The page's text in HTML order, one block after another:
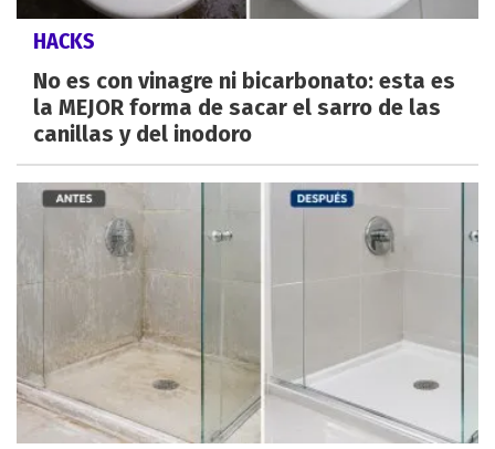
HACKS
No es con vinagre ni bicarbonato: esta es
la MEJOR forma de sacar el sarro de las
canillas y del inodoro